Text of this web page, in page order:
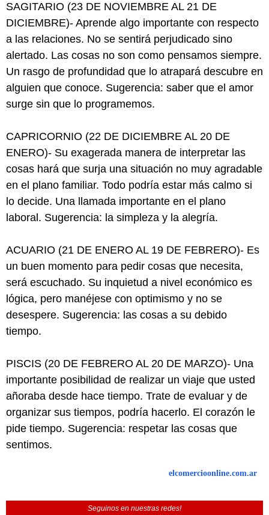
SAGITARIO (23 DE NOVIEMBRE AL 21 DE
DICIEMBRE)- Aprende algo importante con respecto
a las relaciones. No se sentirá perjudicado sino
alertado. Las cosas no son como pensamos siempre.
Un rasgo de profundidad que lo atrapará descubre en
alguien que conoce. Sugerencia: saber que el amor
surge sin que lo programemos.
CAPRICORNIO (22 DE DICIEMBRE AL 20 DE
ENERO)- Su exagerada manera de interpretar las
cosas hará que surja una situación no muy agradable
en el plano familiar. Todo podría estar más calmo si
lo decide. Una llamada importante en el plano
laboral. Sugerencia: la simpleza y la alegría.
ACUARIO (21 DE ENERO AL 19 DE FEBRERO)- Es
un buen momento para pedir cosas que necesita,
será escuchado. Su inquietud a nivel económico es
lógica, pero manéjese con optimismo y no se
desespere. Sugerencia: las cosas a su debido
tiempo.
PISCIS (20 DE FEBRERO AL 20 DE MARZO)- Una
importante posibilidad de realizar un viaje que usted
añoraba desde hace tiempo. Trate de evaluar y de
organizar sus tiempos, podría hacerlo. El corazón le
pide tiempo. Sugerencia: respetar las cosas que
sentimos.
elcomercioonline.com.ar
Seguinos en nuestras redes!